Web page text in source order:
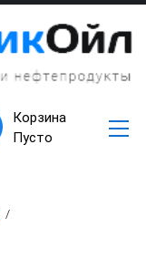
×
Корзина
Пусто
/